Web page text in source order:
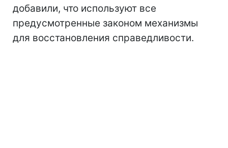
добавили, что используют все
предусмотренные законом механизмы
для восстановления справедливости.